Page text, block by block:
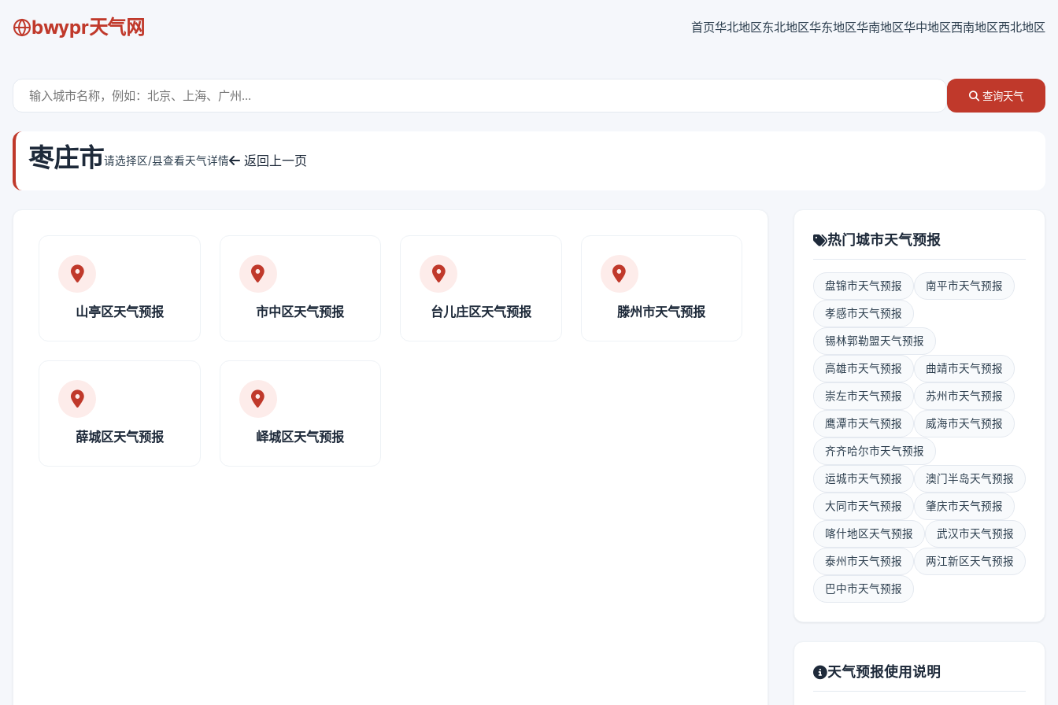
bwypr天气网 首页华北地区东北地区华东地区华南地区华中地区西南地区西北地区
查询天气
枣庄市请选择区/县查看天气详情 返回上一页
山亭区天气预报 市中区天气预报 台儿庄区天气预报 滕州市天气预报
薛城区天气预报 峄城区天气预报
热门城市天气预报
盘锦市天气预报 南平市天气预报
孝感市天气预报
锡林郭勒盟天气预报
高雄市天气预报 曲靖市天气预报
崇左市天气预报 苏州市天气预报
鹰潭市天气预报 威海市天气预报
齐齐哈尔市天气预报
运城市天气预报 澳门半岛天气预报
大同市天气预报 肇庆市天气预报
喀什地区天气预报 武汉市天气预报
泰州市天气预报 两江新区天气预报
巴中市天气预报
天气预报使用说明